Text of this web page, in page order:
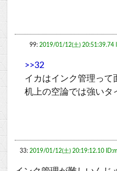
99: 2019/01/12(土) 20:51:39.74
>>32
イカはインク管理って
机上の空論では強いタ
33: 2019/01/12(土) 20:19:12.10